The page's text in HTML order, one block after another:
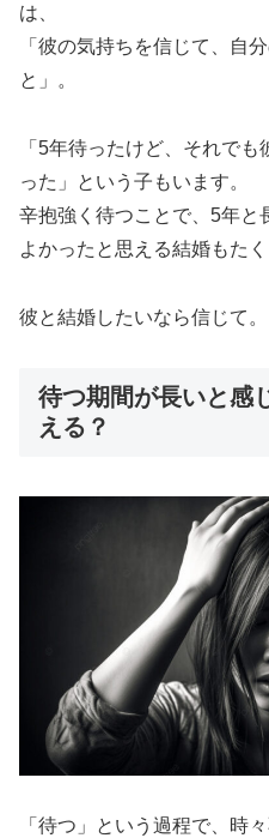
は、
「彼の気持ちを信じて、自
と」。
「5年待ったけど、それで
った」という子もいます。
辛抱強く待つことで、5年と
よかったと思える結婚もたく
彼と結婚したいなら信じて。
待つ期間が長いと感
える？
「待つ」という過程で、時